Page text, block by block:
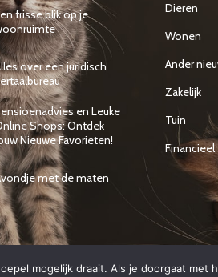
frisse blik op je
over een juridisch
en Leuke
Shops: Ontdek
Nieuwe Favorieten!
met de maten
Dieren
Wonen
Ander
Zakelijk
Tuin
Financieel
mogelijk draait. Als je doorgaat